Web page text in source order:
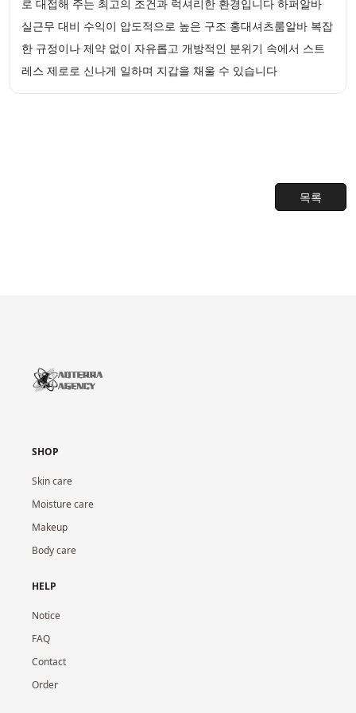
로 대접해 주는 최고의 조건과 럭셔리한 환경입니다 하퍼알바
실근무 대비 수익이 압도적으로 높은 구조 홍대셔츠룸알바 복잡
한 규정이나 제약 없이 자유롭고 개방적인 분위기 속에서 스트
레스 제로로 신나게 일하며 지갑을 채울 수 있습니다
목록
SHOP
Skin care
Moisture care
Makeup
Body care
HELP
Notice
FAQ
Contact
Order